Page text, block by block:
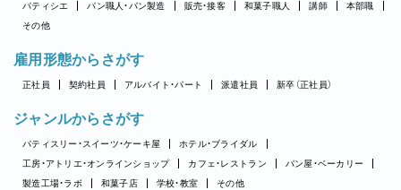
パティシエ パン職人・パン製造 販売・接客 和菓子職人 講師
本部職
その他
雇用形態からさがす
正社員 契約社員 アルバイト・パート 派遣社員 新卒（正社員）
ジャンルからさがす
パティスリー・スイーツ・ケーキ屋
ホテル・ブライダル
工房・アトリエ・オンラインショップ
カフェ・レストラン
パン屋・ベーカリー
製造工場・ラボ
和菓子店 学校・教室 その他